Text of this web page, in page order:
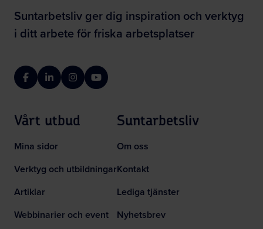
Suntarbetsliv ger dig inspiration och verktyg
i ditt arbete för friska arbetsplatser
FacebookLinkedInInstagramYouTube
Vårt utbud
Mina sidor
Verktyg och utbildningar
Artiklar
Webbinarier och event
Suntarbetsliv
Om oss
Kontakt
Lediga tjänster
Nyhetsbrev